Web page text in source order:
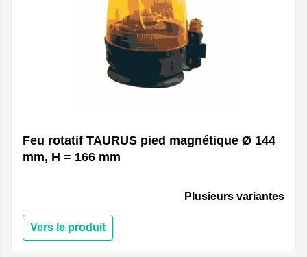
Feu rotatif TAURUS pied magnétique Ø 144
mm, H = 166 mm
Plusieurs variantes
Vers le produit